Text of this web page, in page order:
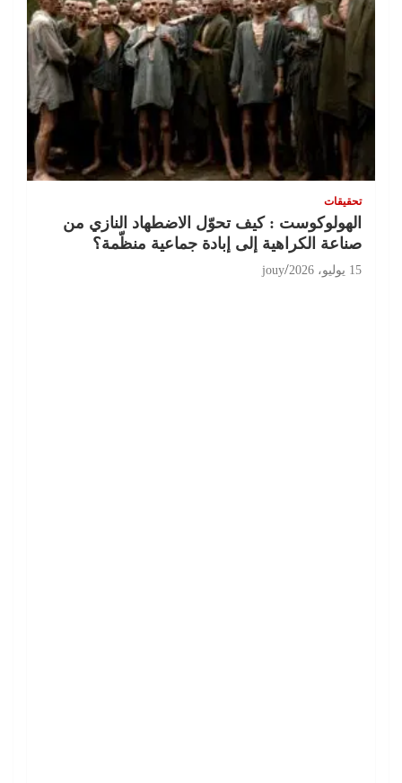
تحقيقات
الهولوكوست : كيف تحوّل الاضطهاد النازي من
صناعة الكراهية إلى إبادة جماعية منظّمة؟
15 يوليو، 2026 jouy